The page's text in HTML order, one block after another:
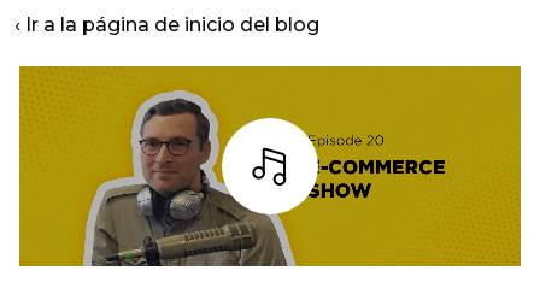
‹ Ir a la página de inicio del blog
Escuchar